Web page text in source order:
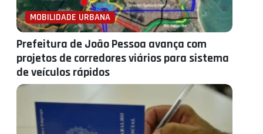
MOBILIDADE URBANA
Prefeitura de João Pessoa avança com
projetos de corredores viários para sistema
de veículos rápidos